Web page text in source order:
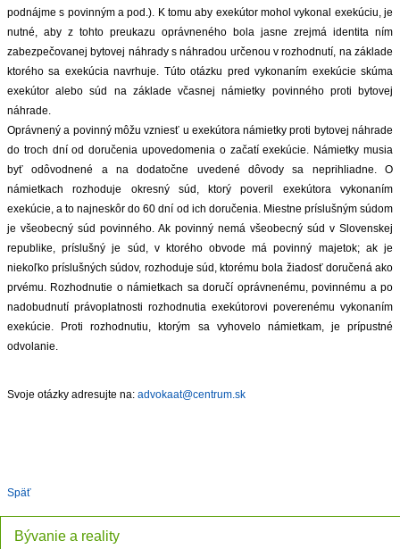
podnájme s povinným a pod.). K tomu aby exekútor mohol vykonal exekúciu, je
nutné, aby z tohto preukazu oprávneného bola jasne zrejmá identita ním
zabezpečovanej bytovej náhrady s náhradou určenou v rozhodnutí, na základe
ktorého sa exekúcia navrhuje. Túto otázku pred vykonaním exekúcie skúma
exekútor alebo súd na základe včasnej námietky povinného proti bytovej
náhrade.
Oprávnený a povinný môžu vzniesť u exekútora námietky proti bytovej náhrade
do troch dní od doručenia upovedomenia o začatí exekúcie. Námietky musia
byť odôvodnené a na dodatočne uvedené dôvody sa neprihliadne. O
námietkach rozhoduje okresný súd, ktorý poveril exekútora vykonaním
exekúcie, a to najneskôr do 60 dní od ich doručenia. Miestne príslušným súdom
je všeobecný súd povinného. Ak povinný nemá všeobecný súd v Slovenskej
republike, príslušný je súd, v ktorého obvode má povinný majetok; ak je
niekoľko príslušných súdov, rozhoduje súd, ktorému bola žiadosť doručená ako
prvému. Rozhodnutie o námietkach sa doručí oprávnenému, povinnému a po
nadobudnutí právoplatnosti rozhodnutia exekútorovi poverenému vykonaním
exekúcie. Proti rozhodnutiu, ktorým sa vyhovelo námietkam, je prípustné
odvolanie.
Svoje otázky adresujte na: advokaat@centrum.sk
Späť
Bývanie a reality